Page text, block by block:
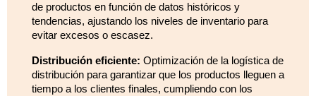
de productos en función de datos históricos y
tendencias, ajustando los niveles de inventario para
evitar excesos o escasez.
Distribución eficiente: Optimización de la logística de
distribución para garantizar que los productos lleguen a
tiempo a los clientes finales, cumpliendo con los